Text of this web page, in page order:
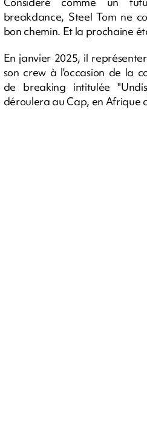
breakdance, Steel Tom ne
bon chemin. Et la prochaine
En janvier 2025, il
son crew à l'occasion de la
de breaking intitulée
déroulera au Cap, en Afrique